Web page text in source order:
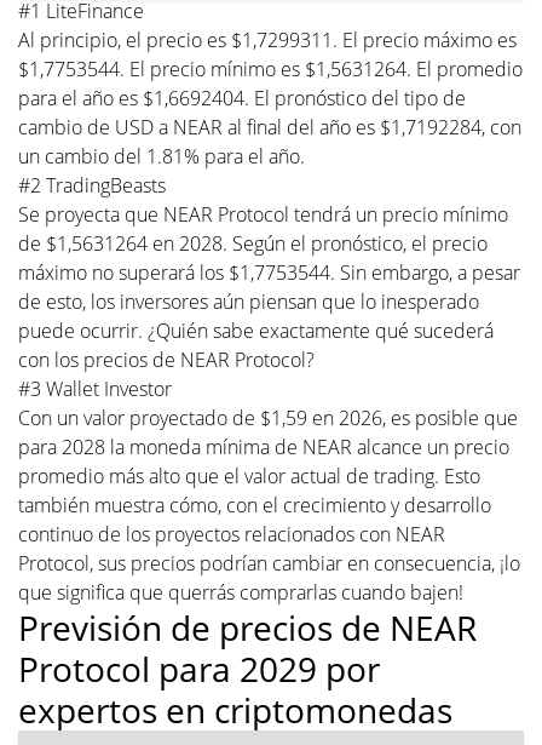
#1 LiteFinance
Al principio, el precio es $1,7299311. El precio máximo es
$1,7753544. El precio mínimo es $1,5631264. El promedio
para el año es $1,6692404. El pronóstico del tipo de
cambio de USD a NEAR al final del año es $1,7192284, con
un cambio del 1.81% para el año.
#2 TradingBeasts
Se proyecta que NEAR Protocol tendrá un precio mínimo
de $1,5631264 en 2028. Según el pronóstico, el precio
máximo no superará los $1,7753544. Sin embargo, a pesar
de esto, los inversores aún piensan que lo inesperado
puede ocurrir. ¿Quién sabe exactamente qué sucederá
con los precios de NEAR Protocol?
#3 Wallet Investor
Con un valor proyectado de $1,59 en 2026, es posible que
para 2028 la moneda mínima de NEAR alcance un precio
promedio más alto que el valor actual de trading. Esto
también muestra cómo, con el crecimiento y desarrollo
continuo de los proyectos relacionados con NEAR
Protocol, sus precios podrían cambiar en consecuencia, ¡lo
que significa que querrás comprarlas cuando bajen!
Previsión de precios de NEAR
Protocol para 2029 por
expertos en criptomonedas